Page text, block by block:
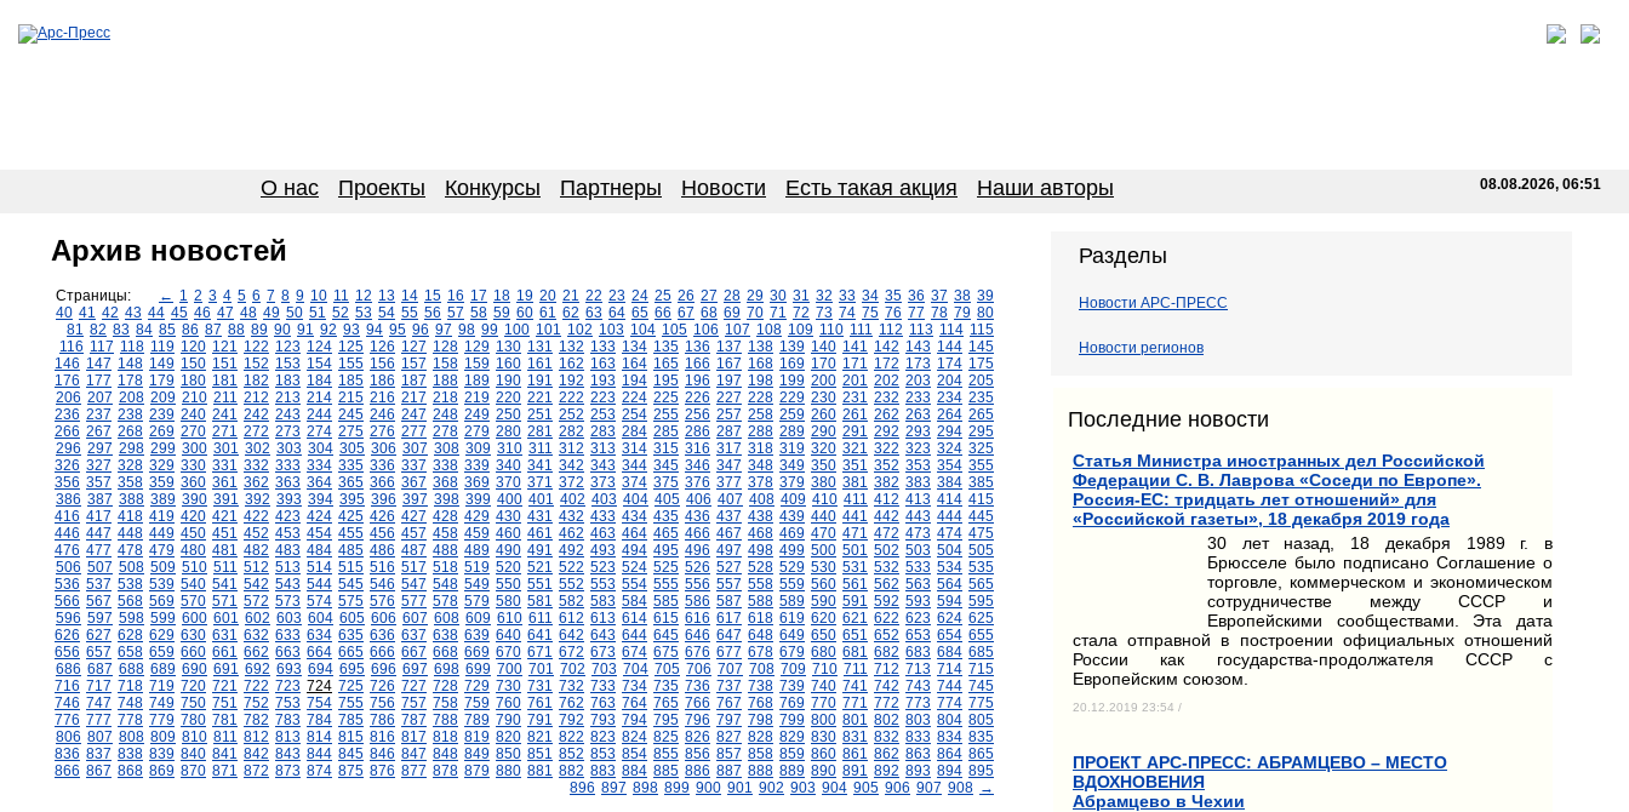
О нас Проекты Конкурсы Партнеры Новости Есть такая акция Наши авторы 08.08.2026, 06:51
Архив новостей
Страницы: ← 1 2 3 4 5 6 7 8 9 10 11 12 13 14 15 16 17 18 19 20 21 22 23 24 25 26 27 28 29 30 31 32 33 34 35 36 37 38 39
40 41 42 43 44 45 46 47 48 49 50 51 52 53 54 55 56 57 58 59 60 61 62 63 64 65 66 67 68 69 70 71 72 73 74 75 76 77 78 79 80
81 82 83 84 85 86 87 88 89 90 91 92 93 94 95 96 97 98 99 100 101 102 103 104 105 106 107 108 109 110 111 112 113 114 115
116 117 118 119 120 121 122 123 124 125 126 127 128 129 130 131 132 133 134 135 136 137 138 139 140 141 142 143 144 145
146 147 148 149 150 151 152 153 154 155 156 157 158 159 160 161 162 163 164 165 166 167 168 169 170 171 172 173 174 175
176 177 178 179 180 181 182 183 184 185 186 187 188 189 190 191 192 193 194 195 196 197 198 199 200 201 202 203 204 205
206 207 208 209 210 211 212 213 214 215 216 217 218 219 220 221 222 223 224 225 226 227 228 229 230 231 232 233 234 235
236 237 238 239 240 241 242 243 244 245 246 247 248 249 250 251 252 253 254 255 256 257 258 259 260 261 262 263 264 265
266 267 268 269 270 271 272 273 274 275 276 277 278 279 280 281 282 283 284 285 286 287 288 289 290 291 292 293 294 295
296 297 298 299 300 301 302 303 304 305 306 307 308 309 310 311 312 313 314 315 316 317 318 319 320 321 322 323 324 325
326 327 328 329 330 331 332 333 334 335 336 337 338 339 340 341 342 343 344 345 346 347 348 349 350 351 352 353 354 355
356 357 358 359 360 361 362 363 364 365 366 367 368 369 370 371 372 373 374 375 376 377 378 379 380 381 382 383 384 385
386 387 388 389 390 391 392 393 394 395 396 397 398 399 400 401 402 403 404 405 406 407 408 409 410 411 412 413 414 415
416 417 418 419 420 421 422 423 424 425 426 427 428 429 430 431 432 433 434 435 436 437 438 439 440 441 442 443 444 445
446 447 448 449 450 451 452 453 454 455 456 457 458 459 460 461 462 463 464 465 466 467 468 469 470 471 472 473 474 475
476 477 478 479 480 481 482 483 484 485 486 487 488 489 490 491 492 493 494 495 496 497 498 499 500 501 502 503 504 505
506 507 508 509 510 511 512 513 514 515 516 517 518 519 520 521 522 523 524 525 526 527 528 529 530 531 532 533 534 535
536 537 538 539 540 541 542 543 544 545 546 547 548 549 550 551 552 553 554 555 556 557 558 559 560 561 562 563 564 565
566 567 568 569 570 571 572 573 574 575 576 577 578 579 580 581 582 583 584 585 586 587 588 589 590 591 592 593 594 595
596 597 598 599 600 601 602 603 604 605 606 607 608 609 610 611 612 613 614 615 616 617 618 619 620 621 622 623 624 625
626 627 628 629 630 631 632 633 634 635 636 637 638 639 640 641 642 643 644 645 646 647 648 649 650 651 652 653 654 655
656 657 658 659 660 661 662 663 664 665 666 667 668 669 670 671 672 673 674 675 676 677 678 679 680 681 682 683 684 685
686 687 688 689 690 691 692 693 694 695 696 697 698 699 700 701 702 703 704 705 706 707 708 709 710 711 712 713 714 715
716 717 718 719 720 721 722 723 724 725 726 727 728 729 730 731 732 733 734 735 736 737 738 739 740 741 742 743 744 745
746 747 748 749 750 751 752 753 754 755 756 757 758 759 760 761 762 763 764 765 766 767 768 769 770 771 772 773 774 775
776 777 778 779 780 781 782 783 784 785 786 787 788 789 790 791 792 793 794 795 796 797 798 799 800 801 802 803 804 805
806 807 808 809 810 811 812 813 814 815 816 817 818 819 820 821 822 823 824 825 826 827 828 829 830 831 832 833 834 835
836 837 838 839 840 841 842 843 844 845 846 847 848 849 850 851 852 853 854 855 856 857 858 859 860 861 862 863 864 865
866 867 868 869 870 871 872 873 874 875 876 877 878 879 880 881 882 883 884 885 886 887 888 889 890 891 892 893 894 895
896 897 898 899 900 901 902 903 904 905 906 907 908 →
Разделы
Новости АРС-ПРЕСС
Новости регионов
Последние новости
Статья Министра иностранных дел Российской
Федерации С. В. Лаврова «Соседи по Европе».
Россия-ЕС: тридцать лет отношений» для
«Российской газеты», 18 декабря 2019 года
30 лет назад, 18 декабря 1989 г. в
Брюсселе было подписано Соглашение о
торговле, коммерческом и экономическом
сотрудничестве между СССР и
Европейскими сообществами. Эта дата
стала отправной в построении официальных отношений
России как государства-продолжателя СССР с
Европейским союзом.
20.12.2019 23:54 /
ПРОЕКТ АРС-ПРЕСС: АБРАМЦЕВО – МЕСТО
ВДОХНОВЕНИЯ
Абрамцево в Чехии